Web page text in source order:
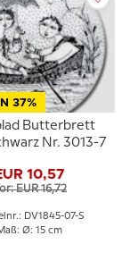
37%
Butterbrett
Nr. 3013-7
10,57
EUR 16,72
DV1845-07-S
Ø: 15 cm